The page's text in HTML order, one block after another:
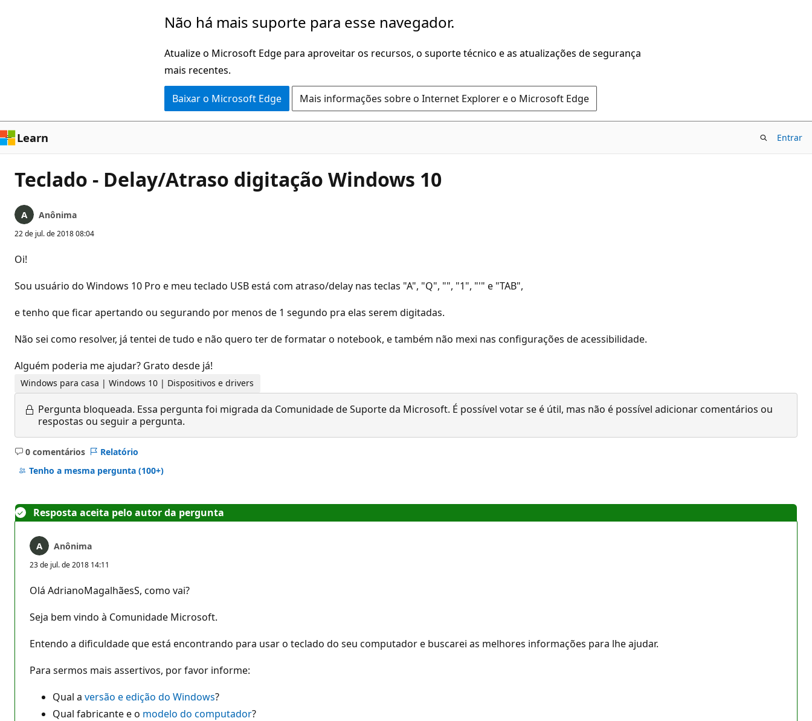
Não há mais suporte para esse navegador.
Atualize o Microsoft Edge para aproveitar os recursos, o suporte técnico e as atualizações de segurança
mais recentes.
Baixar o Microsoft Edge Mais informações sobre o Internet Explorer e o Microsoft Edge
Learn Entrar
Teclado - Delay/Atraso digitação Windows 10
Anônima
22 de jul. de 2018 08:04
Oi!
Sou usuário do Windows 10 Pro e meu teclado USB está com atraso/delay nas teclas "A", "Q", "", "1", "'" e "TAB",
e tenho que ficar apertando ou segurando por menos de 1 segundo pra elas serem digitadas.
Não sei como resolver, já tentei de tudo e não quero ter de formatar o notebook, e também não mexi nas configurações de acessibilidade.
Alguém poderia me ajudar? Grato desde já!
Windows para casa | Windows 10 | Dispositivos e drivers
Pergunta bloqueada. Essa pergunta foi migrada da Comunidade de Suporte da Microsoft. É possível votar se é útil, mas não é possível adicionar comentários ou
respostas ou seguir a pergunta.
0 comentários
Sem
comentários
Relatório
Tenho a mesma pergunta (100+)
Resposta aceita pelo autor da pergunta
Anônima
23 de jul. de 2018 14:11
Olá AdrianoMagalhãesS, como vai?
Seja bem vindo à Comunidade Microsoft.
Entendo a dificuldade que está encontrando para usar o teclado do seu computador e buscarei as melhores informações para lhe ajudar.
Para sermos mais assertivos, por favor informe:
Qual a versão e edição do Windows?
Qual fabricante e o modelo do computador?